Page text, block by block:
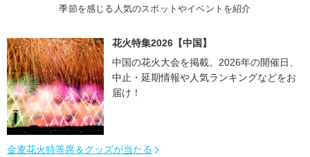
季節を感じる人気のスポットやイベントを紹介
花火特集2026【中国】
中国の花火大会を掲載。2026年の開催日、
中止・延期情報や人気ランキングなどをお
届け！
金麦花火特等席＆グッズが当たる